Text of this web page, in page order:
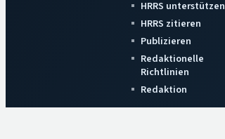
HRRS unterstützen
HRRS zitieren
Publizieren
Redaktionelle
Richtlinien
Redaktion